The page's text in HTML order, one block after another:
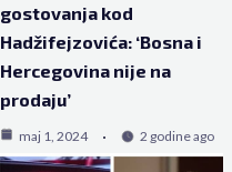
gostovanja kod
Hadžifejzovića: ‘Bosna i
Hercegovina nije na
prodaju’
maj 1, 2024 2 godine ago